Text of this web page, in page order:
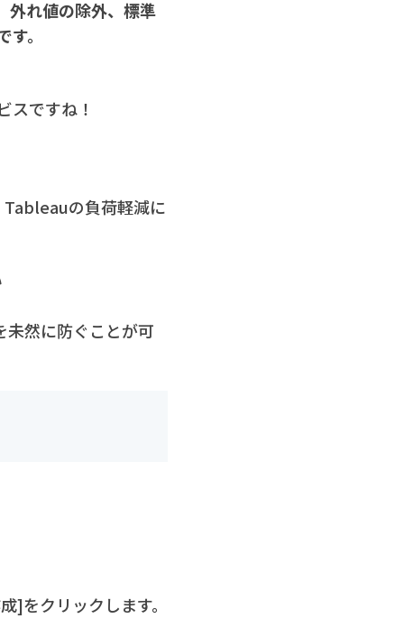
外れ値の除外、標準
。
スですね！
Tableauの負荷軽減に
然に防ぐことが可
をクリックします。